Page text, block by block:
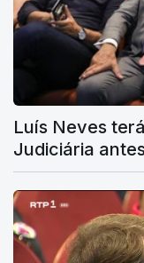
Luís Neves
Judiciária